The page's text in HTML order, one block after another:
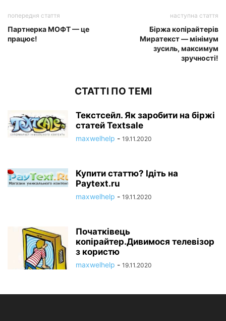
попередня стаття
Партнерка МОФТ — це
працює!
наступна стаття
Біржа копірайтерів
Миратекст — мінімум
зусиль, максимум
зручності!
СТАТТІ ПО ТЕМІ
Текстсейл. Як заробити на біржі
статей Textsale
maxwelhelp - 19.11.2020
Купити статтю? Ідіть на
Paytext.ru
maxwelhelp - 19.11.2020
Початківець
копірайтер.Дивимося телевізор
з користю
maxwelhelp - 19.11.2020